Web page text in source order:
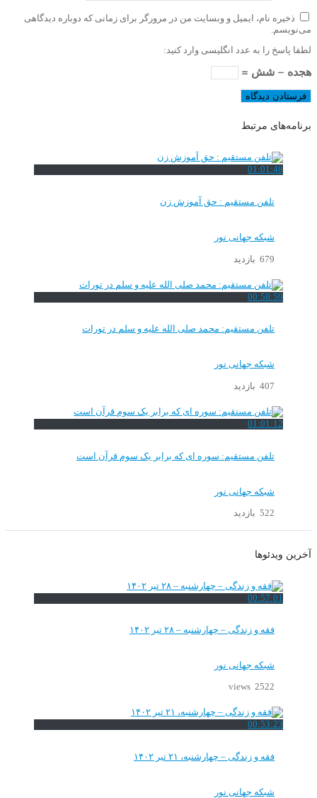
ذخیره نام، ایمیل و وبسایت من در مرورگر برای زمانی که دوباره دیدگاهی
می‌نویسم.
لطفا پاسخ را به عدد انگلیسی وارد کنید:
هجده − شش =
برنامه‌های مرتبط
01:01:48
تلفن مستقیم : حق آموزش زن
شبکه جهانی نور
679 بازدید
00:58:59
تلفن مستقیم: محمد صلی الله علیه و سلم در تورات
شبکه جهانی نور
407 بازدید
01:01:12
تلفن مستقیم: سوره ای که برابر یک سوم قرآن است
شبکه جهانی نور
522 بازدید
آخرین ویدئوها
00:57:01
فقه و زندگی – چهارشنبه – ۲۸ تیر ۱۴۰۲
شبکه جهانی نور
2522 views
00:53:23
فقه و زندگی – چهارشنبه، ۲۱ تیر ۱۴۰۲
شبکه جهانی نور